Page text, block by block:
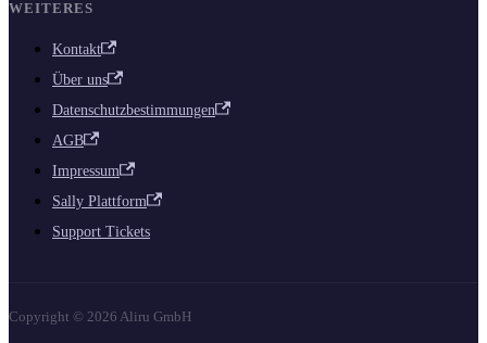
WEITERES
Kontakt
Über uns
Datenschutzbestimmungen
AGB
Impressum
Sally Plattform
Support Tickets
Copyright © 2026 Aliru GmbH